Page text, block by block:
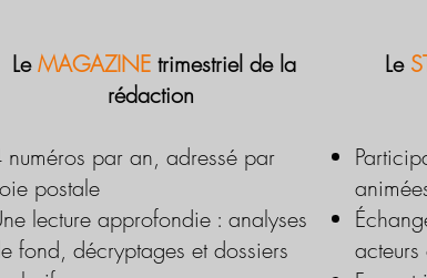
LeMAGAZINE trimestriel de la
rédaction
numéros par an, adressé par
postale
lecture approfondie : analyses
fond, décryptages et dossiers
Le
acteurs